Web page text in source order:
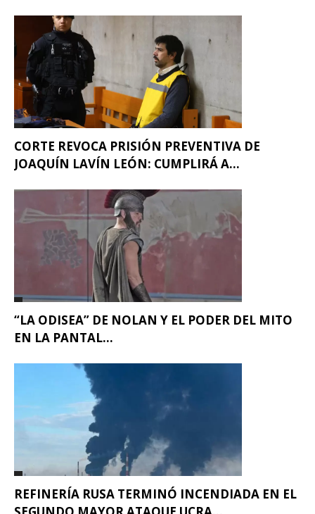
CORTE REVOCA PRISIÓN PREVENTIVA DE
JOAQUÍN LAVÍN LEÓN: CUMPLIRÁ A...
“LA ODISEA” DE NOLAN Y EL PODER DEL MITO
EN LA PANTAL...
REFINERÍA RUSA TERMINÓ INCENDIADA EN EL